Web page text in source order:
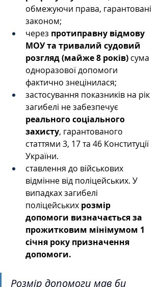
обмежуючи права, гарантовані
законом;
через протиправну відмову
МОУ та тривалий судовий
розгляд (майже 8 років) сума
одноразової допомоги
фактично знецінилася;
застосування показників на рік
загибелі не забезпечує
реального соціального
захисту, гарантованого
статтями 3, 17 та 46 Конституції
України.
ставлення до військових
відмінне від поліцейських. У
випадках загибелі
поліцейських розмір
допомоги визначається за
прожитковим мінімумом 1
січня року призначення
допомоги.
Розмір допомоги мав би